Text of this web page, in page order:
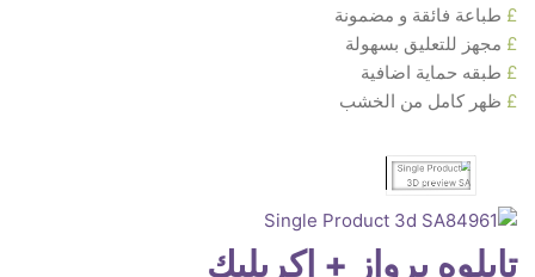
£ طباعة فائقة و مضمونة
£ مجهز للتعليق بسهولة
£ طبقه حماية اضافية
£ ظهر كامل من الخشب
تابلوه برواز + اكريليك